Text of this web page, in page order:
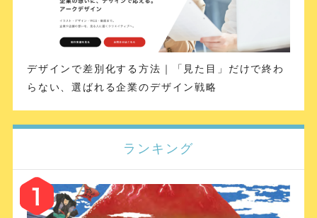
デザインで差別化する方法｜「見た目」だけで終わ
らない、選ばれる企業のデザイン戦略
ランキング